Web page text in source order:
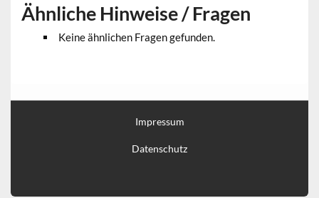
Ähnliche Hinweise / Fragen
Keine ähnlichen Fragen gefunden.
Impressum
Datenschutz